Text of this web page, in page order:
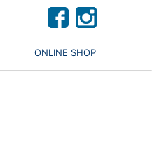
ONLINE SHOP